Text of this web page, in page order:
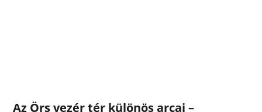
Az Örs vezér tér különös arcai –